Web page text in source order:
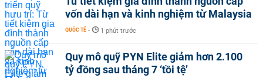
vốn dài hạn và kinh nghiệm từ Malaysia
QUỐC TẾ - 1 phút trước
Quy mô quỹ PYN Elite giảm hơn 2.100
tỷ đồng sau tháng 7 ‘tồi tệ’